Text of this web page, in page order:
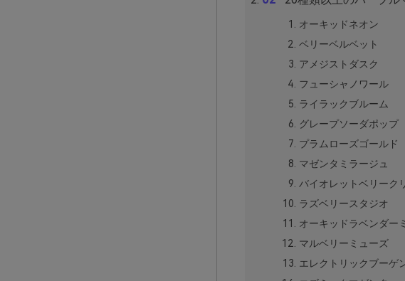
オーキッドネオン
ベリーベルベット
アメジストダスク
フューシャノワール
ライラックブルーム
グレープソーダポップ
プラムローズゴールド
マゼンタミラージュ
バイオレットベリーク
ラズベリースタジオ
オーキッドラベンダー
マルベリーミューズ
エレクトリックブーゲ